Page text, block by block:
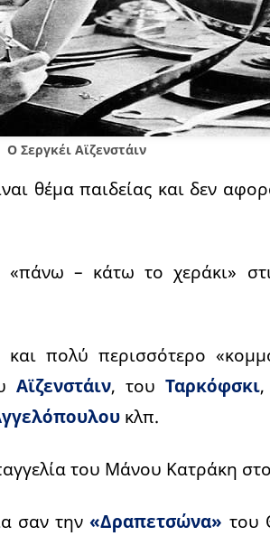
Ο Σεργκέι Αϊζενστάιν
θέμα παιδείας και δεν
– κάτω το χεράκι»
και πολύ περισσότερο
Αϊζενστάιν, του Ταρκόφσκι,
κλπ.
του Μάνου Κατράκη στο
σαν την«Δραπετσώνα» του